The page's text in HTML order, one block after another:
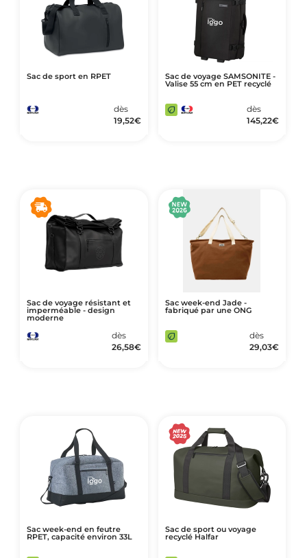
Sac de sport en RPET
dès
19,52€
Sac de voyage SAMSONITE -
Valise 55 cm en PET recyclé
dès
145,22€
Sac de voyage résistant et
imperméable - design
moderne
dès
26,58€
Sac week-end Jade -
fabriqué par une ONG
dès
29,03€
Sac week-end en feutre
RPET, capacité environ 33L
Sac de sport ou voyage
recyclé Halfar